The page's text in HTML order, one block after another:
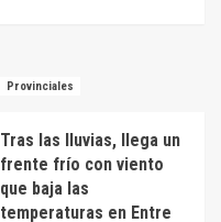
Provinciales
Tras las lluvias, llega un
frente frío con viento
que baja las
temperaturas en Entre